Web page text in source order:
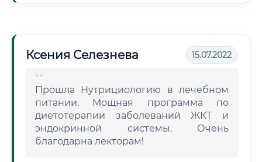
Ксения Селезнева 15.07.2022
Прошла Нутрициологию в лечебном
питании. Мощная программа по
диетотерапии заболеваний ЖКТ и
эндокринной системы. Очень
благодарна лекторам!